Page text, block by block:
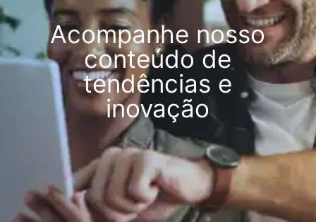
Acompanhe nosso
conteúdo de
tendências e
inovação